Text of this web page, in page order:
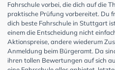
Fahrschule vorbei, die dich auf die
praktische Prüfung vorbereitet. Du
dich beste Fahrschule in Stuttgart
einem die Entscheidung nicht
Aktionspreise, andere wiederum
Anmeldung beim Bürgeramt. Da
ihren tollen Bewertungen auf sich